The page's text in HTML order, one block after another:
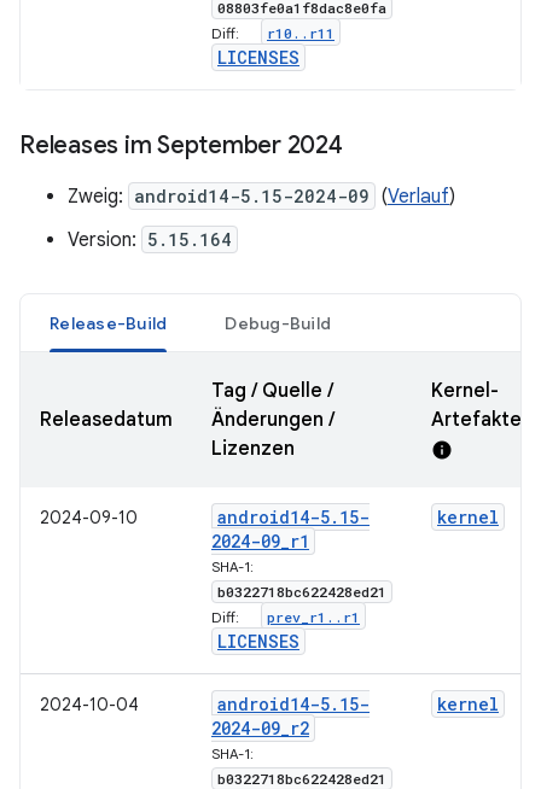
08803fe0a1f8dac8e0fa
Diff: r10 . . r11
LICENSES
Releases im September 2024
Zweig: android14-5.15-2024-09 (Verlauf)
Version: 5.15.164
Release-Build Debug-Build
Releasedatum
Tag / Quelle /
Änderungen /
Lizenzen
Kernel-
Artefakte-
info
2024-09-10 android14-5. 15-
2024-09_r1
SHA-1:
b0322718bc622428ed21
Diff: prev r1 . . r1
LICENSES
kernel
2024-10-04 android14-5. 15-
2024-09_r2
SHA-1:
b0322718bc622428ed21
kernel